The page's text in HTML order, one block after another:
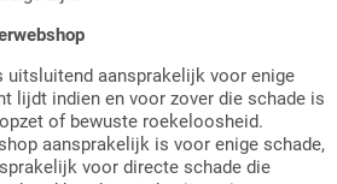
uitsluitend aansprakelijk voor enige
lijdt indien en voor zover die schade is
of bewuste roekeloosheid.
aansprakelijk is voor enige schade,
voor directe schade die